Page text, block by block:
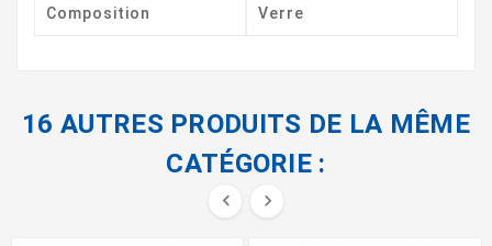
Composition Verre
16 AUTRES PRODUITS DE LA MÊME
CATÉGORIE :
 